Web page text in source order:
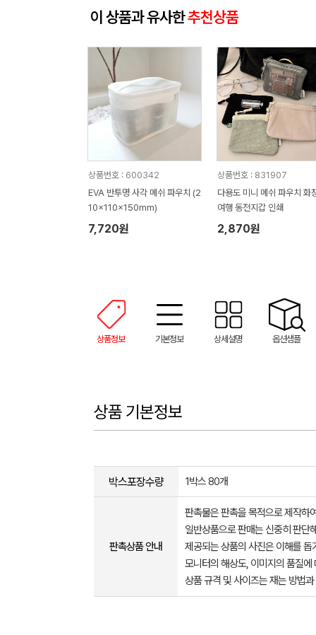
이 상품과 유사한추천상품
상품번호 : 600342
EVA 반투명 사각 메쉬 파우치 (2
10x110x150mm)
7,720원
상품번호 : 831907
다용도 미니 메쉬 파우치 화
여행 동전지갑 인쇄
2,870원
상품정보 기본정보 상세설명 옵션샘플
상품 기본정보
박스포장수량 1박스 80개
판촉상품 안내
판촉물은 판촉을 목적으로 제작하
일반상품으로 판매는 신중히 판단
제공되는 상품의 사진은 이해를
모니터의 해상도, 이미지의 품질
상품 규격 및 사이즈는 재는 방법